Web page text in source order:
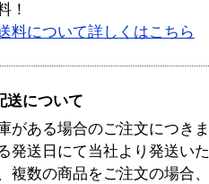
！
料について詳しくはこちら
送について
がある場合のご注文につき
発送日にて当社より発送い
複数の商品をご注文の場合